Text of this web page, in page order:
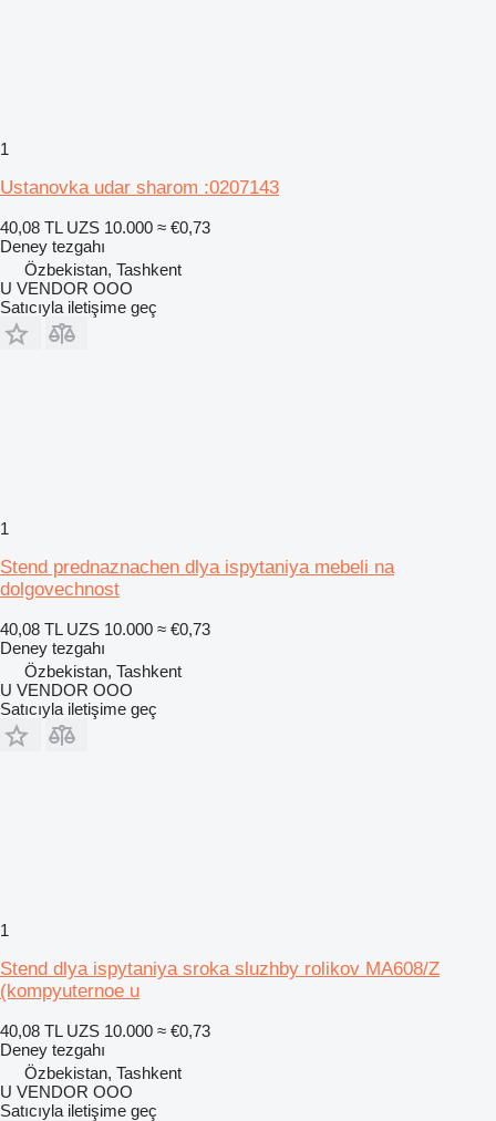
1
Ustanovka udar sharom :0207143
40,08 TL UZS 10.000 ≈ €0,73
Deney tezgahı
Özbekistan, Tashkent
U VENDOR OOO
Satıcıyla iletişime geç
1
Stend prednaznachen dlya ispytaniya mebeli na
dolgovechnost
40,08 TL UZS 10.000 ≈ €0,73
Deney tezgahı
Özbekistan, Tashkent
U VENDOR OOO
Satıcıyla iletişime geç
1
Stend dlya ispytaniya sroka sluzhby rolikov MA608/Z
(kompyuternoe u
40,08 TL UZS 10.000 ≈ €0,73
Deney tezgahı
Özbekistan, Tashkent
U VENDOR OOO
Satıcıyla iletişime geç